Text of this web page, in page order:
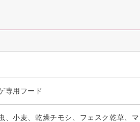
専用フード
、小麦、乾燥チモシ、フェスク乾草、